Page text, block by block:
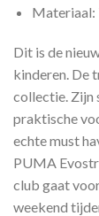
Materiaal:
Dit is de
kinderen. De
collectie. Zijn
praktische
echte must
PUMA
club gaat
weekend